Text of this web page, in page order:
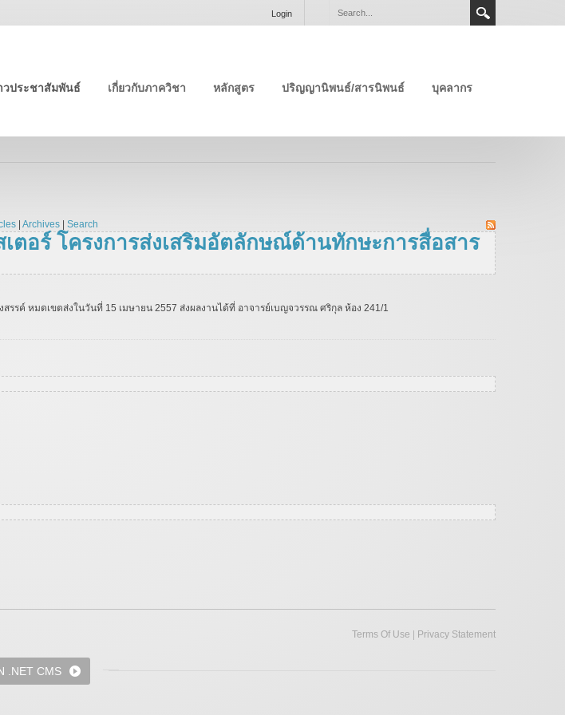
Login
วประชาสัมพันธ์ เกี่ยวกับภาควิชา หลักสูตร ปริญญานิพนธ์/สารนิพนธ์ บุคลากร
Archives Search
ตอร์ โครงการส่งเสริมอัตลักษณ์ด้านทักษะการสื่อสาร
รรค์ หมดเขตส่งในวันที่ 15 เมษายน 2557 ส่งผลงานได้ที่ อาจารย์เบญจวรรณ ศริกุล ห้อง 241/1
Terms Of Use | Privacy Statement
.NET CMS